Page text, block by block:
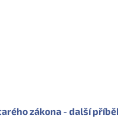
zákona - další